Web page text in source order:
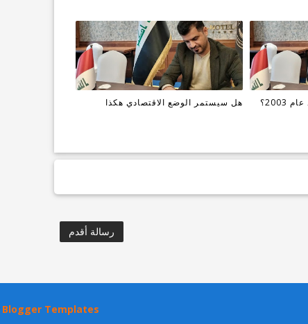
هل سيستمر الوضع الاقتصادي هكذا
رسالة أقدم
Blogger Templates